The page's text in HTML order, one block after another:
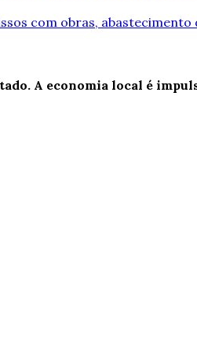
com obras, abastecimento
A economia local é